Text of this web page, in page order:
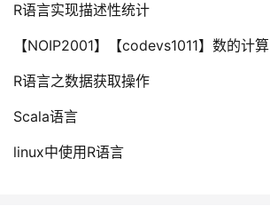
R语言实现描述性统计
【NOIP2001】【codevs1011】数的计算
R语言之数据获取操作
Scala语言
linux中使用R语言